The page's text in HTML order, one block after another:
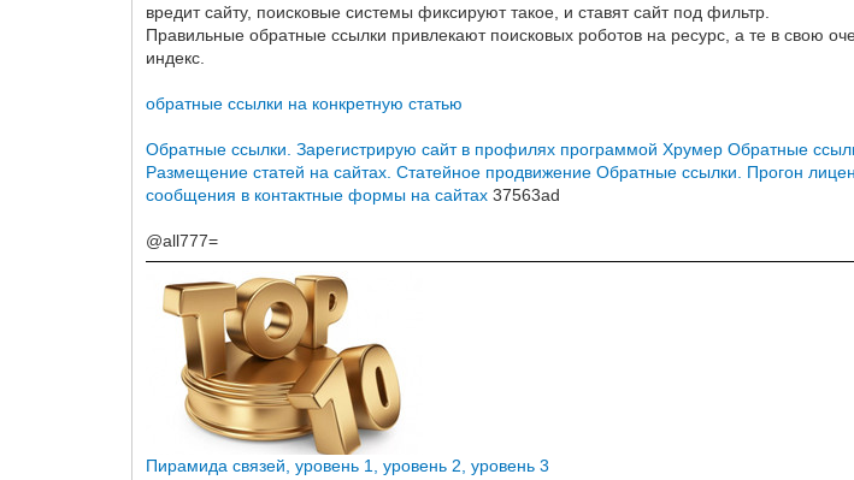
вредит сайту, поисковые системы фиксируют такое, и ставят сайт под фильтр.
Правильные обратные ссылки привлекают поисковых роботов на ресурс, а те в свою
индекс.
обратные ссылки на конкретную статью
Обратные ссылки. Зарегистрирую сайт в профилях программой Хрумер Обратные
Размещение статей на сайтах. Статейное продвижение Обратные ссылки. Прогон
сообщения в контактные формы на сайтах 37563ad
@all777=
Пирамида связей, уровень 1, уровень 2, уровень 3